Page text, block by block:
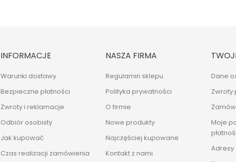
INFORMACJE
Warunki dostawy
Bezpieczne płatności
Zwroty i reklamacje
Odbiór osobisty
Jak kupować
Czas realizacji zamówienia
NASZA FIRMA
Regulamin sklepu
Polityka prywatności
O firmie
Nowe produkty
Najczęściej kupowane
Kontakt z nami
Dane
Zwroty
Moje
Adresy